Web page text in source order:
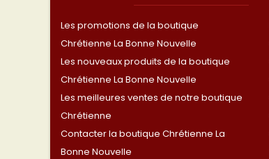
Les promotions de la boutique
Chrétienne La Bonne Nouvelle
Les nouveaux produits de la boutique
Chrétienne La Bonne Nouvelle
Les meilleures ventes de notre boutique
Chrétienne
Contacter la boutique Chrétienne La
Bonne Nouvelle